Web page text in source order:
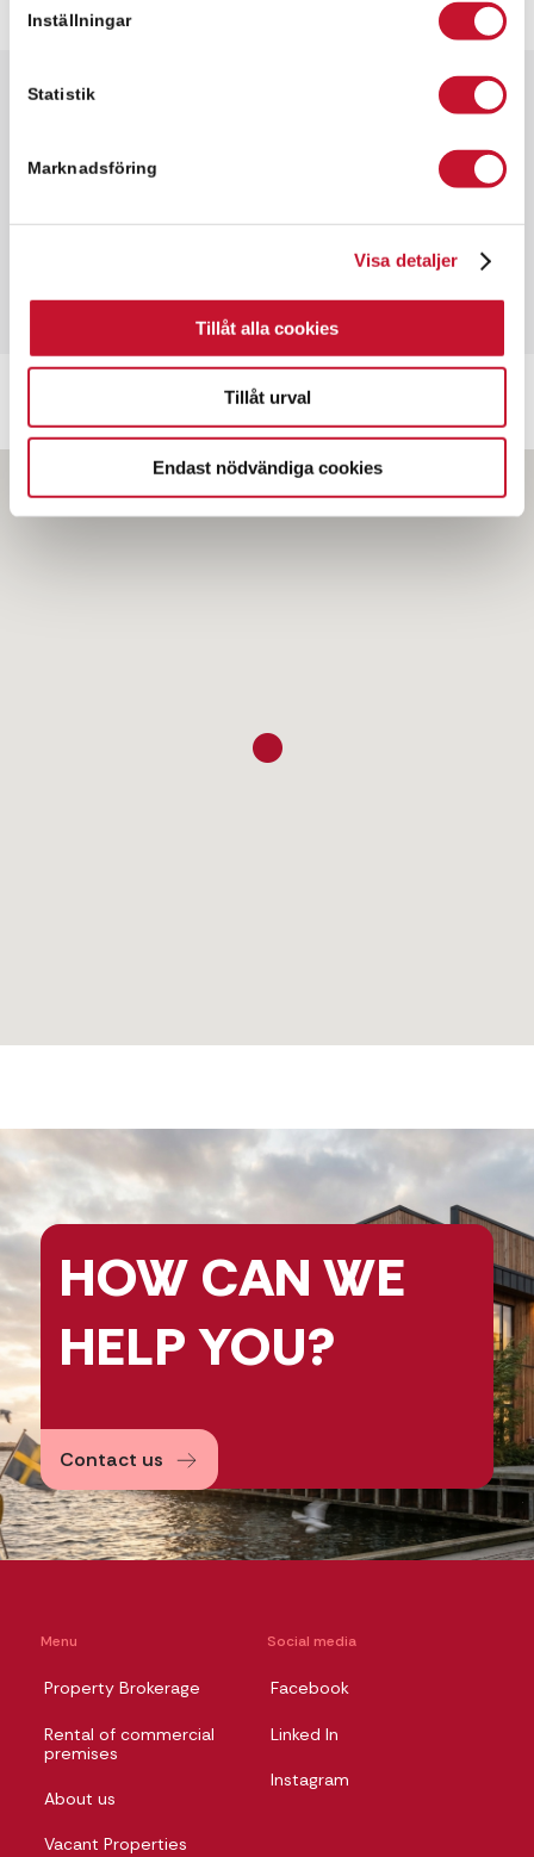
Inställningar
Statistik
Marknadsföring
Visa detaljer
Tillåt alla cookies
Tillåt urval
Endast nödvändiga cookies
Snabbfakta
✓ Lagerlokal
✓ Hyresrätt
HOW CAN WE
HELPYOU?
Contact us
Menu
Property Brokerage
Rental of commercial
premises
About us
Vacant Properties
Social media
Facebook
Linked In
Instagram